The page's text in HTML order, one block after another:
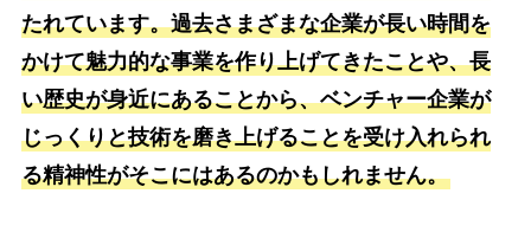
たれています。過去さまざまな企業が長い時間を
かけて魅力的な事業を作り上げてきたことや、長
い歴史が身近にあることから、ベンチャー企業が
じっくりと技術を磨き上げることを受け入れられ
る精神性がそこにはあるのかもしれません。